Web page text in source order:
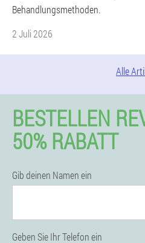
Behandlungsmethoden.
2 Juli 2026
Alle
BESTELLEN
50% RABATT
Gib deinen Namen ein
Geben Sie Ihr Telefon ein